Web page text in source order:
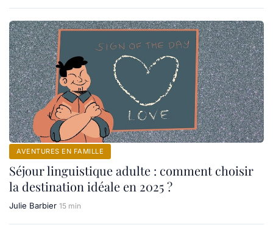
AVENTURES EN FAMILLE
Séjour linguistique adulte : comment choisir
la destination idéale en 2025 ?
Julie Barbier 15 min